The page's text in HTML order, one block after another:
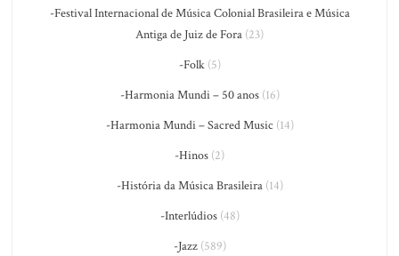
-Festival Internacional de Música Colonial Brasileira e Música
Antiga de Juiz de Fora (23)
-Folk(5)
-Harmonia Mundi – 50 anos(16)
-Harmonia Mundi – Sacred Music (14)
-Hinos (2)
-História da Música Brasileira(14)
-Interlúdios(48)
-Jazz(589)